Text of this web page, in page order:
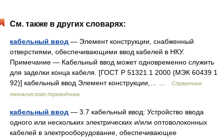
См. также в других словарях:
кабельный ввод — Элемент конструкции, снабженный
отверстиями, обеспечивающими ввод кабелей в НКУ.
Примечание — Кабельный ввод может одновременно служить
для заделки конца кабеля. [ГОСТ Р 51321.1 2000 (МЭК 60439 1
92)] кабельный ввод Элемент конструкции,… …
Справочник
технического переводчика
кабельный ввод — 3.7 кабельный ввод: Устройство ввода
одного или нескольких электрических и/или оптоволоконных
кабелей в электрооборудование, обеспечивающее